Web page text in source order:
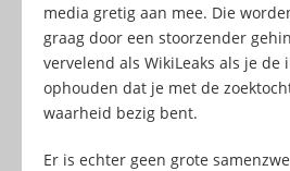
media gretig aan mee. Die
graag door een stoorzender
vervelend als WikiLeaks als je de
ophouden dat je met de
waarheid bezig bent.
Er is echter geen grote